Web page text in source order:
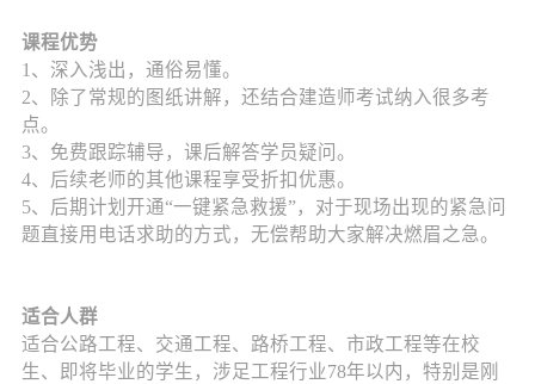
课程优势
1、深入浅出，通俗易懂。
2、除了常规的图纸讲解，还结合建造师考试纳入很多考
点。
3、免费跟踪辅导，课后解答学员疑问。
4、后续老师的其他课程享受折扣优惠。
5、后期计划开通“一键紧急救援”，对于现场出现的紧急问
题直接用电话求助的方式，无偿帮助大家解决燃眉之急。
适合人群
适合公路工程、交通工程、路桥工程、市政工程等在校
生、即将毕业的学生，涉足工程行业78年以内，特别是刚